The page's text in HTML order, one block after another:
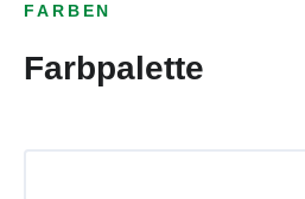
FARBEN
Farbpalette